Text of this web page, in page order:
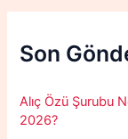
c
f
o
:
Son
Alıç Özü Şurubu
2026?